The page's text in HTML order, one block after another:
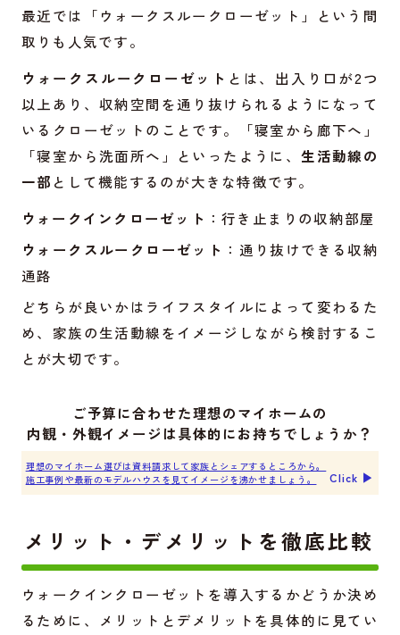
最近では「ウォークスルークローゼット」という間
取りも人気です。
ウォークスルークローゼット とは、出入り口が2つ
以上あり、収納空間を通り抜けられるようになって
いるクローゼットのことです。「寝室から廊下へ」
「寝室から洗面所へ」といったように、生活動線の
一部 として機能するのが大きな特徴です。
ウォークインクローゼット ：行き止まりの収納部屋
ウォークスルークローゼット ：通り抜けできる収納
通路
どちらが良いかはライフスタイルによって変わるた
め、家族の生活動線をイメージしながら検討するこ
とが大切です。
ご予算に合わせた理想のマイホームの
内観・外観イメージは具体的にお持ちでしょうか？
理想のマイホーム選びは資料請求して家族とシェアするところから。
施工事例や最新のモデルハウスを見てイメージを沸かせましょう。
Click ▶︎
メリット・デメリットを徹底比較
ウォークインクローゼットを導入するかどうか決め
るために、メリットとデメリットを具体的に見てい